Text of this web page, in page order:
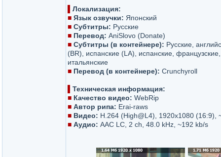
Локализация:
■ Язык озвучки: Японский
■ Субтитры: Русские
■ Перевод: AniSlovo (Donate)
■ Субтитры (в контейнере): Русские,
(BR), испанские (LA), испанские,
итальянские
■ Перевод (в контейнере): Crunchyroll
Техническая информация:
■ Качество видео: WebRip
■ Автор рипа: Erai-raws
■ Видео: H.264 (High@L4), 1920x1080 (16:9),
■ Аудио: AAC LC, 2 ch, 48.0 kHz, ~192 kb/s